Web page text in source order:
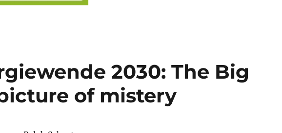
2030: The Big
of mistery